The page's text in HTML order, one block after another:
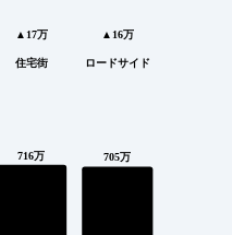
▲17万
住宅街
▲16万
ロードサイド
716万 705万